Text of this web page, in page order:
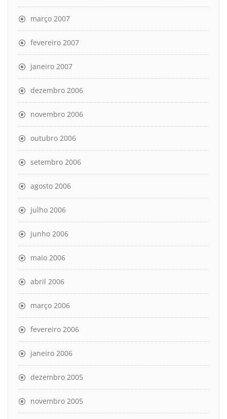
março 2007
fevereiro 2007
janeiro 2007
dezembro 2006
novembro 2006
outubro 2006
setembro 2006
agosto 2006
julho 2006
junho 2006
maio 2006
abril 2006
março 2006
fevereiro 2006
janeiro 2006
dezembro 2005
novembro 2005